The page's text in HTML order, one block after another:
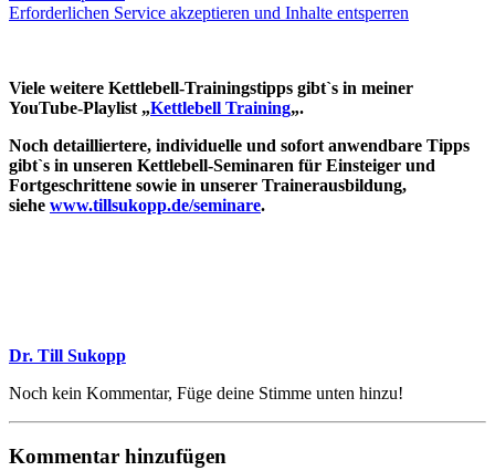
Erforderlichen Service akzeptieren und Inhalte entsperren
Viele weitere Kettlebell-Trainingstipps gibt`s in meiner
YouTube-Playlist „Kettlebell Training„.
Noch detailliertere, individuelle und sofort anwendbare Tipps
gibt`s in unseren Kettlebell-Seminaren für Einsteiger und
Fortgeschrittene sowie in unserer Trainerausbildung,
siehe www.tillsukopp.de/seminare.
Dr. Till Sukopp
Noch kein Kommentar, Füge deine Stimme unten hinzu!
Kommentar hinzufügen